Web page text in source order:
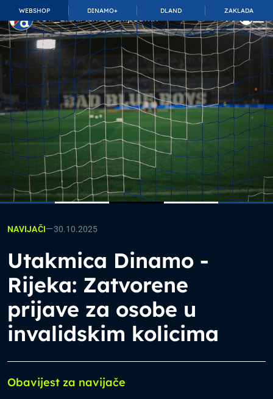
WEBSHOP DINAMO+ DLAND ZAKLADA
TOP_BAR.MembershipSuffix
NAVIJAČI—30.10.2025
Utakmica Dinamo -
Rijeka: Zatvorene
prijave za osobe u
invalidskim kolicima
Obavijest za navijače